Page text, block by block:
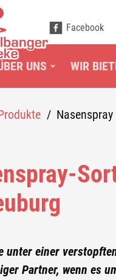
Facebook
UNS WIR
/ Nasenspray
unter einer
Partner, wenn es